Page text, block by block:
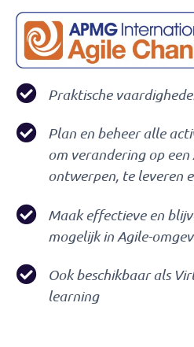
Praktische
Plan en beheer alle
om verandering op
ontwerpen, te leveren
Maak effectieve en
mogelijk in Agile-
Ook beschikbaar als
learning